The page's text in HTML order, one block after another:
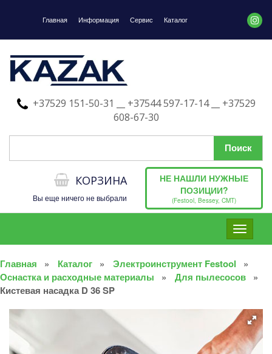
Главная Информация Сервис Каталог
+37529 151-50-31 __ +37544 597-17-14 __ +37529
608-67-30
КОРЗИНА
Вы еще ничего не выбрали
НЕ НАШЛИ НУЖНЫЕ
ПОЗИЦИИ?
(Festool, Bessey, CMT)
Toggle
Главная Каталог
Электроинструмент Festool
Оснастка и расходные материалы
Для пылесосов
Кистевая насадка D 36 SP